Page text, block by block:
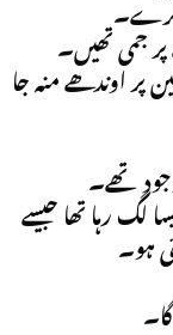
گرے۔
جمی تھیں۔
پر اوندھے منہ جا
تھے۔
لگ رہا تھا جیسے
ہو۔